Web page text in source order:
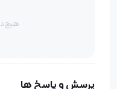
هیچ
پرسش و پاسخ ها